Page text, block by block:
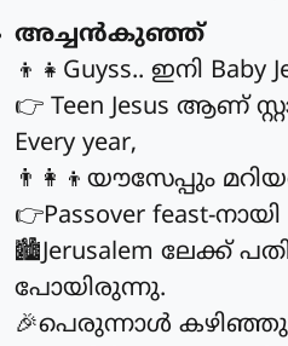
അച്ചൻകുഞ്ഞ്
👦👧Guyss.. ഇനി Baby
👉 Teen Jesus ആണ്
Every year,
👨‍👩‍👦യൗസേപ്പും
👉Passover feast-നായി
🏙️Jerusalem ലേക്ക്
പോയിരുന്നു.
🎉പെരുന്നാൾ